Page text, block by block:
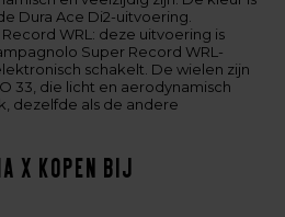
Dura Ace Di2-uitvoering.
WRL: deze uitvoering is
Super Record WRL-
schakelt. De wielen zijn
33, die licht en aerodynamisch
dezelfde als de andere
X kopen bij